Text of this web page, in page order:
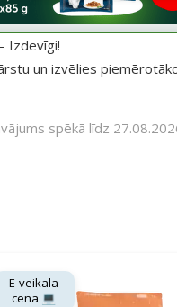
Izdevīgi!
un izvēlies
spēkā līdz
E-veikala
cena 💻